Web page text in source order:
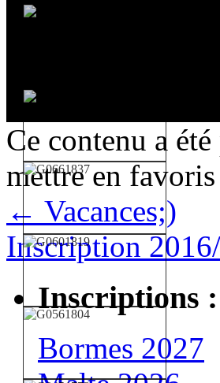
Ce contenu a
mettre en favoris
← Vacances;)
Inscription
Inscriptions :
Bormes 2027